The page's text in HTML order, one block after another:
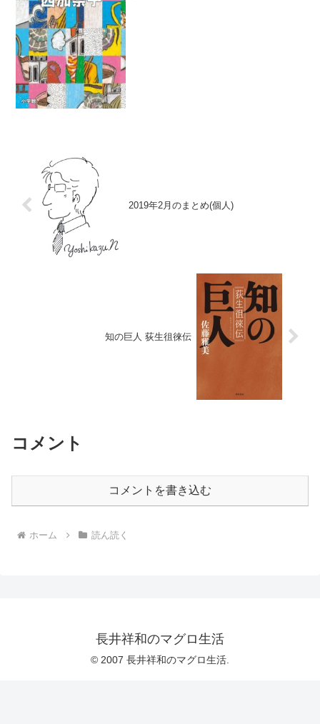
2019年2月のまとめ(個人)
知の巨人 荻生徂徠伝
コメント
コメントを書き込む
ホーム 読ん読く
長井祥和のマグロ生活
© 2007 長井祥和のマグロ生活.